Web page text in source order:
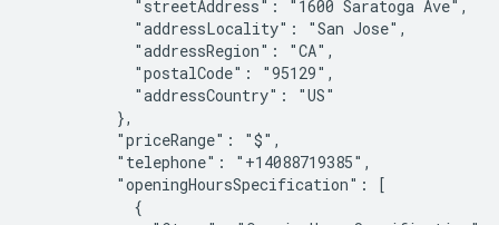
            "streetAddress": "1600 Saratoga Ave",
            "addressLocality": "San Jose",
            "addressRegion": "CA",
            "postalCode": "95129",
            "addressCountry": "US"
          },
          "priceRange": "$",
          "telephone": "+14088719385",
          "openingHoursSpecification": [
            {